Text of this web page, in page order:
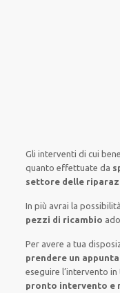
Gli interventi di cui
quanto effettuate da
settore delle
In più avrai la possibilità
pezzi di ricambio
Per avere a tua
prendere un
eseguire l’intervento in
pronto intervento e